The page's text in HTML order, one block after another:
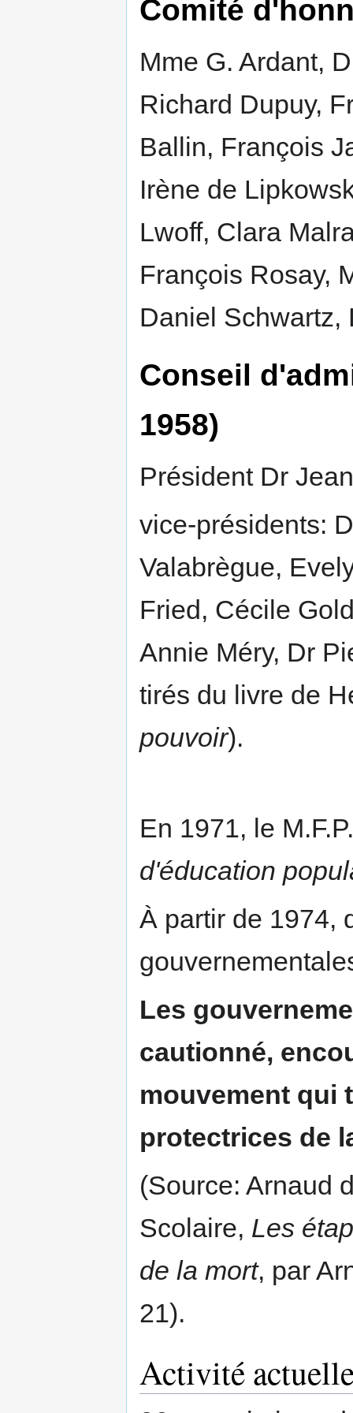
Comité
Mme G. Ardant,
Richard Dupuy,
Ballin, François
Irène de
Lwoff, Clara
François Rosay,
Daniel Schwartz,
Conseil
1958)
Président Dr
vice-présidents:
Valabrègue,
Fried, Cécile
Annie Méry, Dr
tirés du livre de
pouvoir).
En 1971, le
d'éducation
À partir de 1974,
Les
cautionné,
mouvement qui
protectrices de
(Source: Arnaud
Scolaire, Les
de la mort, par
21).
Activité